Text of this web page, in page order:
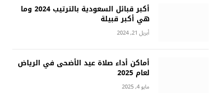
أكبر قبائل السعودية بالترتيب 2024 وما
هي أكبر قبيلة
أبريل 21, 2024
أماكن أداء صلاة عيد الأضحى في الرياض
لعام 2025
مايو 4, 2025